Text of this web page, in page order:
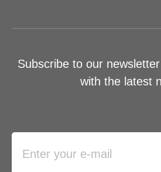
Subscribe to our
with the latest